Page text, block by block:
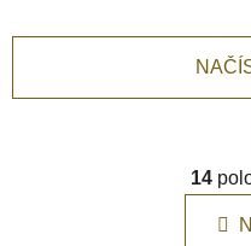
14